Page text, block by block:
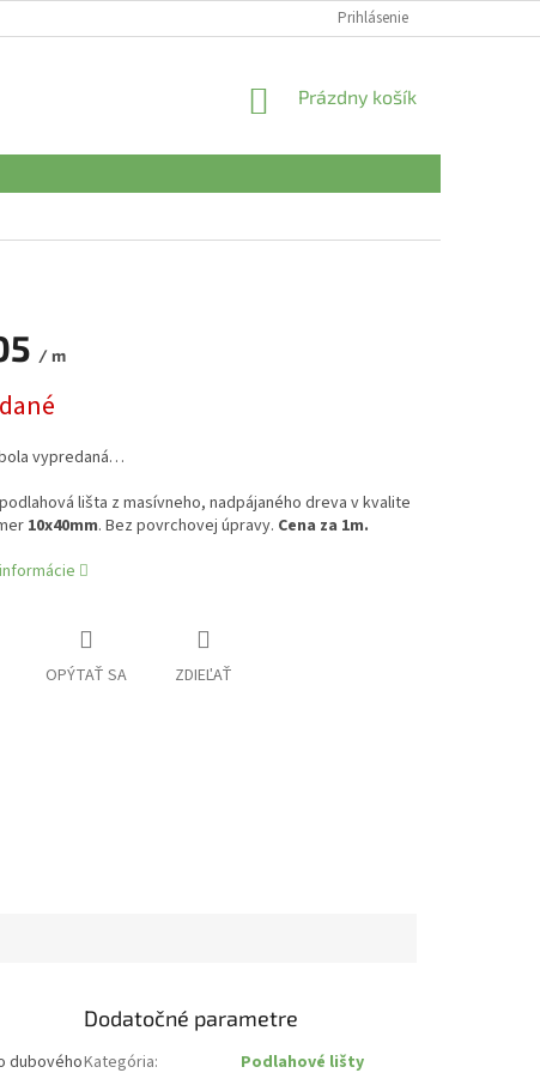
Prihlásenie
NÁKUPNÝ
Prázdny košík
/ m
vypredaná…
lišta z masívneho, nadpájaného dreva v kvalite
10x40mm. Bez povrchovej úpravy. Cena za 1m.
OPÝTAŤ SA ZDIEĽAŤ
dubového
Dodatočné parametre
Kategória: Podlahové lišty